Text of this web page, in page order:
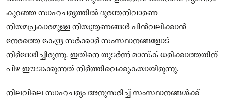
കുറഞ്ഞ സാഹചര്യത്തില്‍ ദുരന്തനിവാരണ
നിയമപ്രകാരമുള്ള നിയന്ത്രണങ്ങള്‍ പിന്‍വലിക്കാന്‍
നേരത്തെ കേന്ദ്ര സര്‍ക്കാര്‍ സംസ്ഥാനങ്ങളോട്
നിര്‍ദേശിച്ചിരുന്നു. ഇതിനെ തുടര്‍ന്ന് മാസ്‌ക് ധരിക്കാത്തതിന്
പിഴ ഈടാക്കുന്നത് നിര്‍ത്തിവെക്കുകയായിരുന്നു.
നിലവിലെ സാഹചര്യം അനുസരിച്ച് സംസ്ഥാനങ്ങള്‍ക്ക്